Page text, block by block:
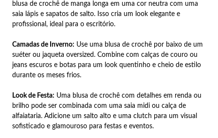
blusa de crochê de manga longa em uma cor neutra com uma
saia lápis e sapatos de salto. Isso cria um look elegante e
profissional, ideal para o escritório.
Camadas de Inverno: Use uma blusa de crochê por baixo de um
suéter ou jaqueta oversized. Combine com calças de couro ou
jeans escuros e botas para um look quentinho e cheio de estilo
durante os meses frios.
Look de Festa: Uma blusa de crochê com detalhes em renda ou
brilho pode ser combinada com uma saia midi ou calça de
alfaiataria. Adicione um salto alto e uma clutch para um visual
sofisticado e glamouroso para festas e eventos.